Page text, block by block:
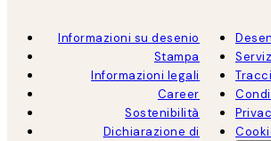
Informazioni su desenio
Stampa
Informazioni legali
Career
Sostenibilità
Dichiarazione di